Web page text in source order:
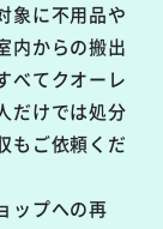
象に不用品や
内からの搬出
べてクオーレ
だけでは処分
もご依頼くだ
ップへの再